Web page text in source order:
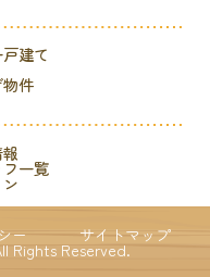
建て
件
一覧
ー サイトマップ
Rights Reserved.